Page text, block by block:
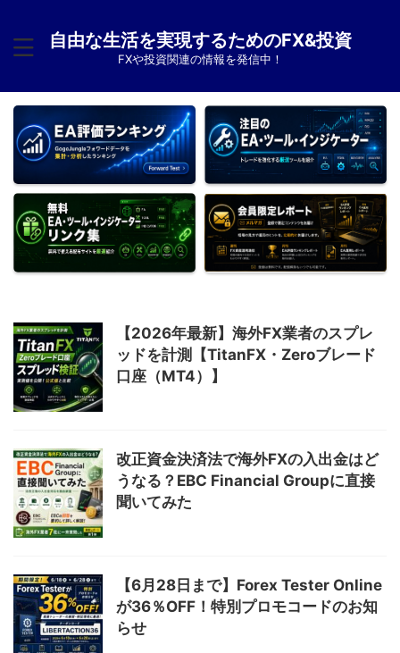
自由な生活を実現するためのFX&投資
FXや投資関連の情報を発信中！
【2026年最新】海外FX業者のスプレ
ッドを計測【TitanFX・Zeroブレード
口座（MT4）】
改正資金決済法で海外FXの入出金はど
うなる？EBC Financial Groupに直接
聞いてみた
【6月28日まで】Forex Tester Online
が36％OFF！特別プロモコードのお知
らせ